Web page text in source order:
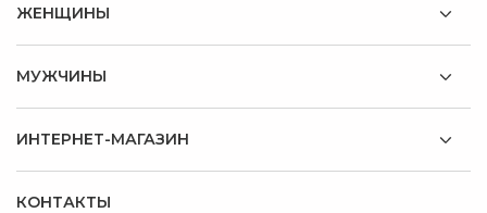
ЖЕНЩИНЫ
МУЖЧИНЫ
ИНТЕРНЕТ-МАГАЗИН
КОНТАКТЫ